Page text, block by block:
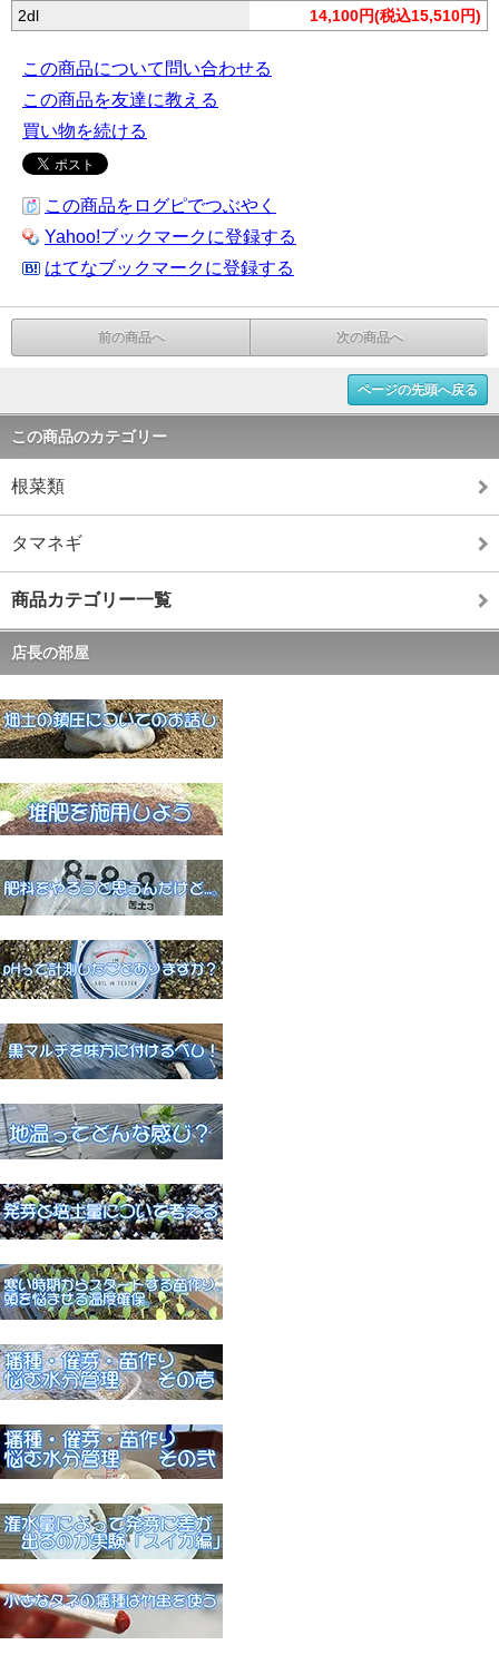
2dl 14,100円(税込15,510円)
この商品について問い合わせる
この商品を友達に教える
買い物を続ける
この商品をログピでつぶやく
Yahoo!ブックマークに登録する
はてなブックマークに登録する
前の商品へ 次の商品へ
ページの先頭へ戻る
この商品のカテゴリー
根菜類
タマネギ
商品カテゴリー一覧
店長の部屋